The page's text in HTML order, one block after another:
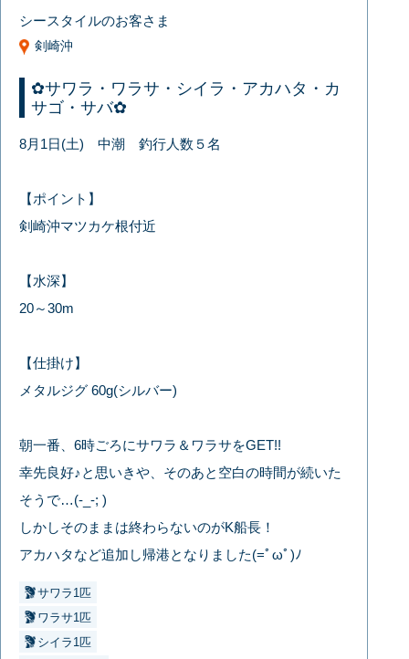
シースタイルのお客さま
剣崎沖
✿サワラ・ワラサ・シイラ・アカハタ・カ
サゴ・サバ✿
8月1日(土) 中潮 釣行人数５名
【ポイント】
剣崎沖マツカケ根付近
【水深】
20～30m
【仕掛け】
メタルジグ 60g(シルバー)
朝一番、6時ごろにサワラ＆ワラサをGET!!
幸先良好♪と思いきや、そのあと空白の時間が続いた
そうで…(-_-; )
しかしそのままは終わらないのがK船長！
アカハタなど追加し帰港となりました(=ﾟωﾟ)ﾉ
サワラ1匹
ワラサ1匹
シイラ1匹